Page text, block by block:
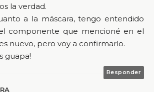
la verdad.
a la máscara, tengo entendido
componente que mencioné en el
nuevo, pero voy a confirmarlo.
guapa!
Responder